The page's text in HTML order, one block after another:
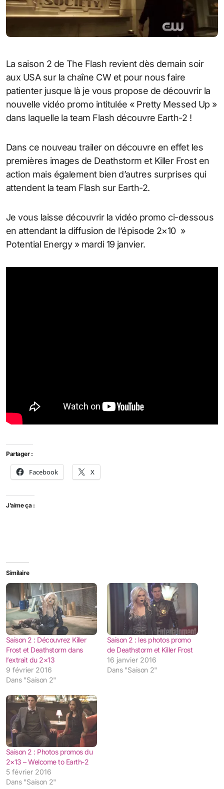
La saison 2 de The Flash revient dès demain soir
aux USA sur la chaîne CW et pour nous faire
patienter jusque là je vous propose de découvrir la
nouvelle vidéo promo intitulée « Pretty Messed Up »
dans laquelle la team Flash découvre Earth-2 !
Dans ce nouveau trailer on découvre en effet les
premières images de Deathstorm et Killer Frost en
action mais également bien d’autres surprises qui
attendent la team Flash sur Earth-2.
Je vous laisse découvrir la vidéo promo ci-dessous
en attendant la diffusion de l’épisode 2×10 »
Potential Energy » mardi 19 janvier.
Partager :
Facebook X
J’aime ça :
Similaire
Saison 2 : Découvrez Killer
Frost et Deathstorm dans
l’extrait du 2×13
9 février 2016
Dans "Saison 2"
Saison 2 : les photos promo
de Deathstorm et Killer Frost
16 janvier 2016
Dans "Saison 2"
Saison 2 : Photos promos du
2×13 – Welcome to Earth-2
5 février 2016
Dans "Saison 2"